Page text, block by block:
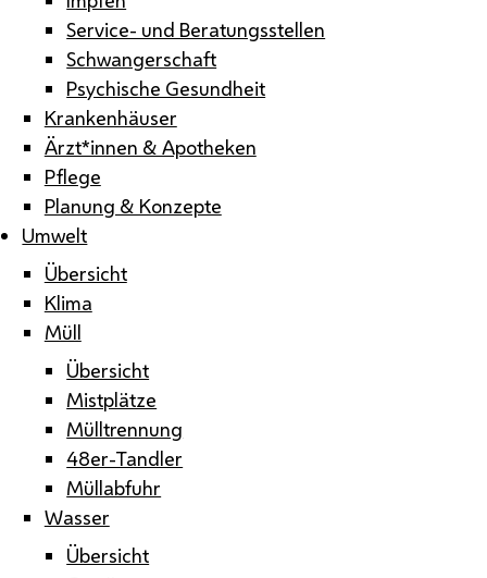
Service- und Beratungsstellen
Schwangerschaft
Psychische Gesundheit
Krankenhäuser
Ärzt*innen & Apotheken
Pflege
Planung & Konzepte
Umwelt
Übersicht
Klima
Müll
Übersicht
Mistplätze
Mülltrennung
48er-Tandler
Müllabfuhr
Wasser
Übersicht